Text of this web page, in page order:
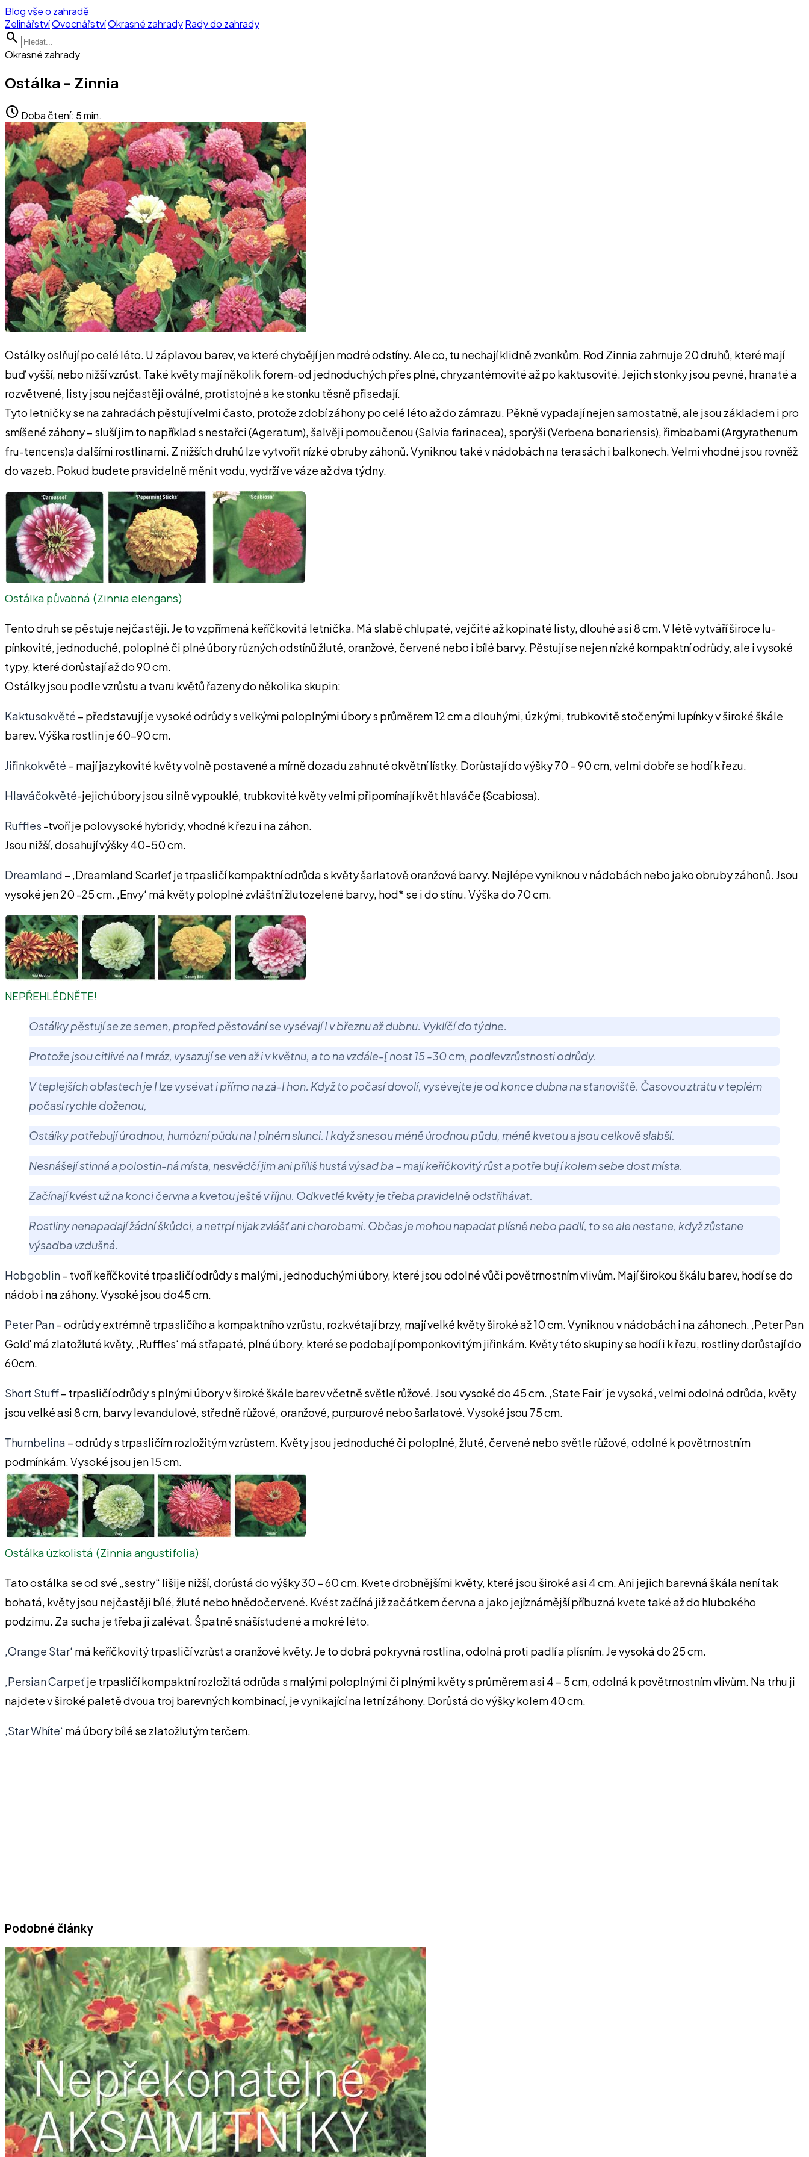
Blog vše o zahradě
ZelinářstvíOvocnářstvíOkrasné zahradyRady do zahrady
search
Okrasné zahrady
Ostálka – Zinnia
schedule Doba čtení: 5 min.
Ostálky oslňují po celé léto. U záplavou barev, ve které chybějí jen modré odstíny. Ale co, tu nechají klidně zvonkům. Rod Zinnia zahrnuje 20 druhů, které mají
buď vyšší, nebo nižší vzrůst. Také květy mají několik forem-od jednoduchých přes plné, chryzantémovité až po kaktusovité. Jejich stonky jsou pevné, hranaté a
rozvětvené, listy jsou nejčastěji oválné, protistojné a ke stonku těsně přisedají.
Tyto letničky se na zahradách pěstují velmi často, protože zdobí záhony po celé léto až do zámrazu. Pěkně vypadají nejen samostatně, ale jsou základem i pro
smíšené záhony – sluší jim to například s nestařci (Ageratum), šalvěji pomoučenou (Salvia farinacea), sporýši (Verbena bonariensis), řimbabami (Argyrathenum
fru-tencens)a dalšími rostlinami. Z nižších druhů lze vytvořit nízké obruby záhonů. Vyniknou také v nádobách na terasách i balkonech. Velmi vhodné jsou rovněž
do vazeb. Pokud budete pravidelně měnit vodu, vydrží ve váze až dva týdny.
Ostálka půvabná (Zinnia elengans)
Tento druh se pěstuje nejčastěji. Je to vzpřímená keříčkovitá letnička. Má slabě chlupaté, vejčité až kopinaté listy, dlouhé asi 8 cm. V létě vytváří široce lu-
pínkovité, jednoduché, poloplné či plné úbory různých odstínů žluté, oranžové, červené nebo i bílé barvy. Pěstují se nejen nízké kompaktní odrůdy, ale i vysoké
typy, které dorůstají až do 90 cm.
Ostálky jsou podle vzrůstu a tvaru květů řazeny do několika skupin:
Kaktusokvěté – představují je vysoké odrůdy s velkými poloplnými úbory s průměrem 12 cm a dlouhými, úzkými, trubkovitě stočenými lupínky v široké škále
barev. Výška rostlin je 60-90 cm.
Jiřinkokvěté – mají jazykovité květy volně postavené a mírně dozadu zahnuté okvětní lístky. Dorůstají do výšky 70 – 90 cm, velmi dobře se hodí k řezu.
Hlaváčokvěté-jejich úbory jsou silně vypouklé, trubkovité květy velmi připomínají květ hlaváče {Scabiosa).
Ruffles -tvoří je polovysoké hybridy, vhodné k řezu i na záhon.
Jsou nižší, dosahují výšky 40-50 cm.
Dreamland – ‚Dreamland Scarleť je trpasličí kompaktní odrůda s květy šarlatově oranžové barvy. Nejlépe vyniknou v nádobách nebo jako obruby záhonů. Jsou
vysoké jen 20 -25 cm. ‚Envy‘ má květy poloplné zvláštní žlutozelené barvy, hod* se i do stínu. Výška do 70 cm.
NEPŘEHLÉDNĚTE!
Ostálky pěstují se ze semen, propřed pěstování se vysévají I v březnu až dubnu. Vyklíčí do týdne.
Protože jsou citlivé na I mráz, vysazují se ven až i v květnu, a to na vzdále-[ nost 15 -30 cm, podlevzrůstnosti odrůdy.
V teplejších oblastech je I lze vysévat i přímo na zá-I hon. Když to počasí dovolí, vysévejte je od konce dubna na stanoviště. Časovou ztrátu v teplém
počasí rychle doženou,
Ostáíky potřebují úrodnou, humózní půdu na I plném slunci. I když snesou méně úrodnou půdu, méně kvetou a jsou celkově slabší.
Nesnášejí stinná a polostin-ná místa, nesvědčí jim ani příliš hustá výsad ba – mají keříčkovitý růst a potře buj í kolem sebe dost místa.
Začínají kvést už na konci června a kvetou ještě v říjnu. Odkvetlé květy je třeba pravidelně odstřihávat.
Rostliny nenapadají žádní škůdci, a netrpí nijak zvlášť ani chorobami. Občas je mohou napadat plísně nebo padlí, to se ale nestane, když zůstane
výsadba vzdušná.
Hobgoblin– tvoří keříčkovité trpasličí odrůdy s malými, jednoduchými úbory, které jsou odolné vůči povětrnostním vlivům. Mají širokou škálu barev, hodí se do
nádob i na záhony. Vysoké jsou do45 cm.
Peter Pan– odrůdy extrémně trpasličího a kompaktního vzrůstu, rozkvétají brzy, mají velké květy široké až 10 cm. Vyniknou v nádobách i na záhonech. ‚Peter Pan
Golď má zlatožluté květy, ‚Ruffles‘ má střapaté, plné úbory, které se podobají pomponkovitým jiřinkám. Květy této skupiny se hodí i k řezu, rostliny dorůstají do
60cm.
Short Stuff– trpasličí odrůdy s plnými úbory v široké škále barev včetně světle růžové. Jsou vysoké do 45 cm. ‚State Fair‘ je vysoká, velmi odolná odrůda, květy
jsou velké asi 8 cm, barvy levandulové, středně růžové, oranžové, purpurové nebo šarlatové. Vysoké jsou 75 cm.
Thurnbelina – odrůdy s trpasličím rozložitým vzrůstem. Květy jsou jednoduché či poloplné, žluté, červené nebo světle růžové, odolné k povětrnostním
podmínkám. Vysoké jsou jen 15 cm.
Ostálka úzkolistá (Zinnia angustifolia)
Tato ostálka se od své „sestry“ lišije nižší, dorůstá do výšky 30 – 60 cm. Kvete drobnějšími květy, které jsou široké asi 4 cm. Ani jejich barevná škála není tak
bohatá, květy jsou nejčastěji bílé, žluté nebo hnědočervené. Kvést začíná již začátkem června a jako jejíznámější příbuzná kvete také až do hlubokého
podzimu. Za sucha je třeba ji zalévat. Špatně snášístudené a mokré léto.
‚Orange Star‘ má keříčkovitý trpasličí vzrůst a oranžové květy. Je to dobrá pokryvná rostlina, odolná proti padlí a plísním. Je vysoká do 25 cm.
‚Persian Carpeťje trpasličí kompaktní rozložitá odrůda s malými poloplnými či plnými květy s průměrem asi 4 – 5 cm, odolná k povětrnostním vlivům. Na trhu ji
najdete v široké paletě dvoua troj barevných kombinací, je vynikající na letní záhony. Dorůstá do výšky kolem 40 cm.
‚Star Whíte‘ má úbory bílé se zlatožlutým terčem.
Podobné články